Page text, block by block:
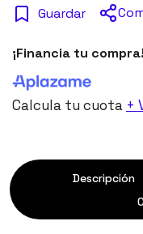
Guardar
¡Financia tu compra!
Calcula tu cuota +
Descripción